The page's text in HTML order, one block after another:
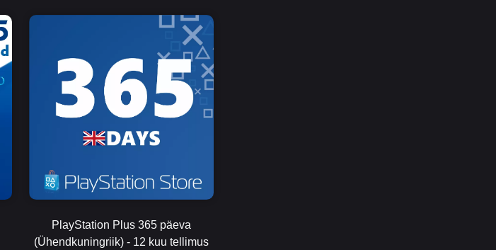
PlayStation Plus 365 päeva
(Ühendkuningriik) - 12 kuu tellimus